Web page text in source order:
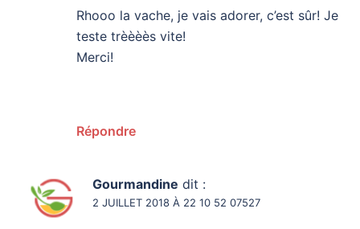
Rhooo la vache, je vais adorer, c’est sûr! Je
teste trèèèès vite!
Merci!
Répondre
Gourmandine dit :
2 JUILLET 2018 À 22 10 52 07527